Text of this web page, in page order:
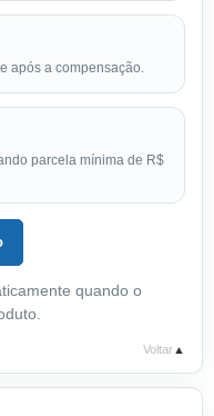
após a compensação.
parcela mínima de R$
quando o
Voltar▲